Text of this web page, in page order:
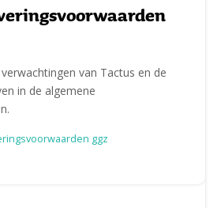
van Tactus en de
in de algemene
ggz